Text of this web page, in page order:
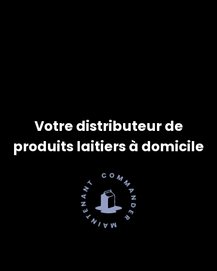
Votre distributeur de
produits laitiers à domicile